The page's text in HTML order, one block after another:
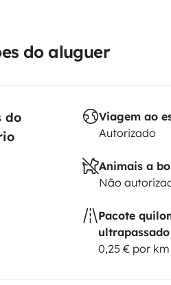
do aluguer
do
Viagem ao
Autorizado
Animais a
Não
Pacote
ultrapassado
0,25 € por